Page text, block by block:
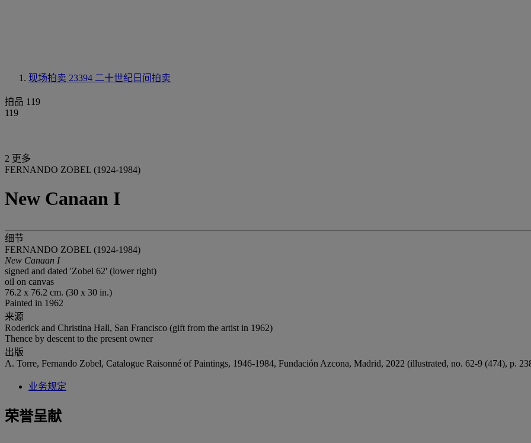
现场拍卖 23394 二十世纪日间拍卖
拍品 119
119
2 更多
FERNANDO ZOBEL (1924-1984)
New Canaan I
细节
FERNANDO ZOBEL (1924-1984)
New Canaan I
signed and dated 'Zobel 62' (lower right)
oil on canvas
76.2 x 76.2 cm. (30 x 30 in.)
Painted in 1962
来源
Roderick and Christina Hall, San Francisco (gift from the artist in 1962)
Thence by descent to the present owner
出版
A. Torre, Fernando Zobel, Catalogue Raisonné of Paintings, 1946-1984, Fundación Azcona, Madrid, 2022 (illustrated, no. 62-9 (474), p.
业务规定
荣誉呈献